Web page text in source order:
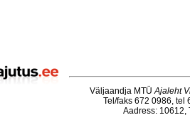
Väljaandja MTÜAjaleht
Tel/faks 672 0986, tel
Aadress: 10612,